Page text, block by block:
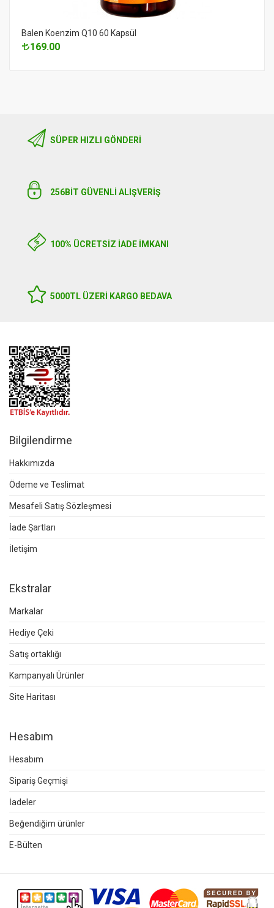
Balen Koenzim Q10 60 Kapsül
169.00
SÜPER HIZLI GÖNDERI
256BIT GÜVENLİ ALIŞVERİŞ
100% ÜCRETSİZ İADE İMKANI
5000TL ÜZERI KARGO BEDAVA
Bilgilendirme
Hakkımızda
Ödeme ve Teslimat
Mesafeli Satış Sözleşmesi
İade Şartları
İletişim
Ekstralar
Markalar
Hediye Çeki
Satış ortaklığı
Kampanyalı Ürünler
Site Haritası
Hesabım
Hesabım
Sipariş Geçmişi
İadeler
Beğendiğim ürünler
E-Bülten